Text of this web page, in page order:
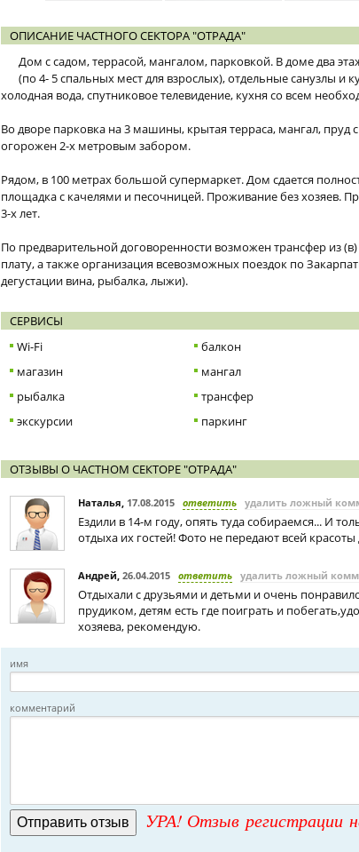
ОПИСАНИЕ ЧАСТНОГО СЕКТОРА "ОТРАДА"
Дом с садом, террасой, мангалом, парковкой. В доме два
(по 4- 5 спальных мест для взрослых), отдельные санузлы и
холодная вода, спутниковое телевидение, кухня со всем
Во дворе парковка на 3 машины, крытая терраса, мангал,
огорожен 2-х метровым забором.
Рядом, в 100 метрах большой супермаркет. Дом сдается
площадка с качелями и песочницей. Проживание без хозяев.
3-х лет.
По предварительной договоренности возможен трансфер из
плату, а также организация всевозможных поездок по
дегустации вина, рыбалка, лыжи).
СЕРВИСЫ
Wi-Fi
балкон
магазин
мангал
рыбалка
трансфер
экскурсии
паркинг
ОТЗЫВЫ О ЧАСТНОМ СЕКТОРЕ "ОТРАДА"
Наталья, 17.08.2015 ответить удалить ложный
Ездили в 14-м году, опять туда собираемся... И
отдыха их гостей! Фото не передают всей
Андрей, 26.04.2015 ответить удалить ложный
Отдыхали с друзьями и детьми и очень
прудиком, детям есть где поиграть и
хозяева, рекомендую.
имя
комментарий
УРА! Отзыв регистрации